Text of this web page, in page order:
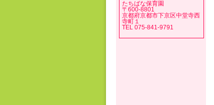
たちばな保育園
〒600-8801
京都府京都市下京区中堂寺西
寺町１
TEL 075-841-9791